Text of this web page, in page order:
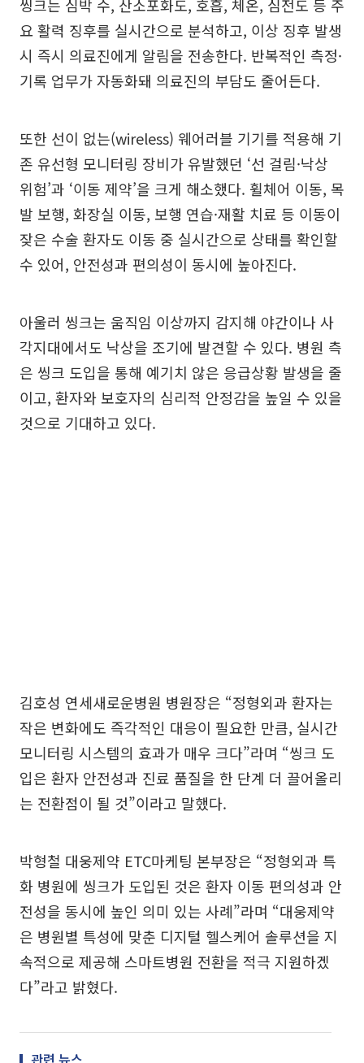
씽크는 심박 수, 산소포화도, 호흡, 체온, 심전도 등 주
요 활력 징후를 실시간으로 분석하고, 이상 징후 발생
시 즉시 의료진에게 알림을 전송한다. 반복적인 측정·
기록 업무가 자동화돼 의료진의 부담도 줄어든다.
또한 선이 없는(wireless) 웨어러블 기기를 적용해 기
존 유선형 모니터링 장비가 유발했던 ‘선 걸림·낙상
위험’과 ‘이동 제약’을 크게 해소했다. 휠체어 이동, 목
발 보행, 화장실 이동, 보행 연습·재활 치료 등 이동이
잦은 수술 환자도 이동 중 실시간으로 상태를 확인할
수 있어, 안전성과 편의성이 동시에 높아진다.
아울러 씽크는 움직임 이상까지 감지해 야간이나 사
각지대에서도 낙상을 조기에 발견할 수 있다. 병원 측
은 씽크 도입을 통해 예기치 않은 응급상황 발생을 줄
이고, 환자와 보호자의 심리적 안정감을 높일 수 있을
것으로 기대하고 있다.
김호성 연세새로운병원 병원장은 “정형외과 환자는
작은 변화에도 즉각적인 대응이 필요한 만큼, 실시간
모니터링 시스템의 효과가 매우 크다”라며 “씽크 도
입은 환자 안전성과 진료 품질을 한 단계 더 끌어올리
는 전환점이 될 것”이라고 말했다.
박형철 대웅제약 ETC마케팅 본부장은 “정형외과 특
화 병원에 씽크가 도입된 것은 환자 이동 편의성과 안
전성을 동시에 높인 의미 있는 사례”라며 “대웅제약
은 병원별 특성에 맞춘 디지털 헬스케어 솔루션을 지
속적으로 제공해 스마트병원 전환을 적극 지원하겠
다”라고 밝혔다.